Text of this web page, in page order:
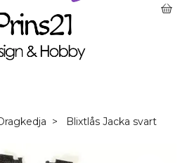
Blixtlås Jacka svart